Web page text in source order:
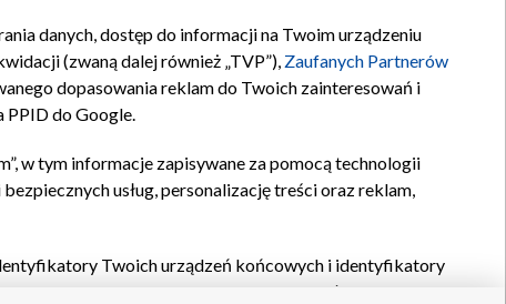
Kontakt
danych, dostęp do informacji na Twoim urządzeniu
(zwaną dalej również „TVP”), Zaufanych Partnerów
dopasowania reklam do Twoich zainteresowań i
PPID do Google.
w tym informacje zapisywane za pomocą technologii
usług, personalizację treści oraz reklam,
Twoich urządzeń końcowych i identyfikatory
oraz pozostałych